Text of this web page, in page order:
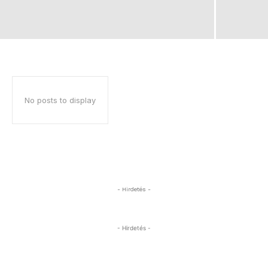
No posts to display
- Hirdetés -
- Hirdetés -